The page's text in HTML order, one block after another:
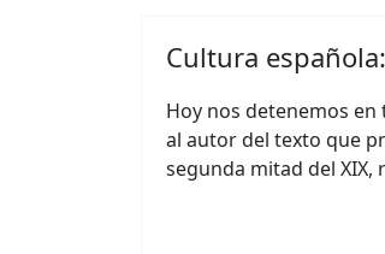
Cultura
Hoy nos detenemos
al autor del texto que
segunda mitad del